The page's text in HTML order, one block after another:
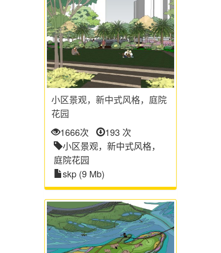
小区景观，新中式风格，庭院
花园
1666次
193 次
小区景观，新中式风格，
庭院花园
skp (9 Mb)